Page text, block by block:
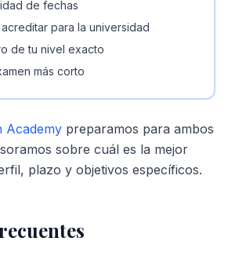
de fechas
para la universidad
de tu nivel exacto
más corto
Academy preparamos para ambos
sobre cuál es la mejor
plazo y objetivos específicos.